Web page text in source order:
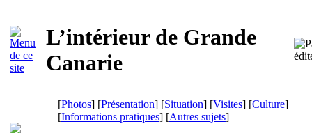
L’intérieur de Grande
Canarie
[Photos] [Présentation] [Situation] [Visites] [Culture]
[Informations pratiques] [Autres sujets]